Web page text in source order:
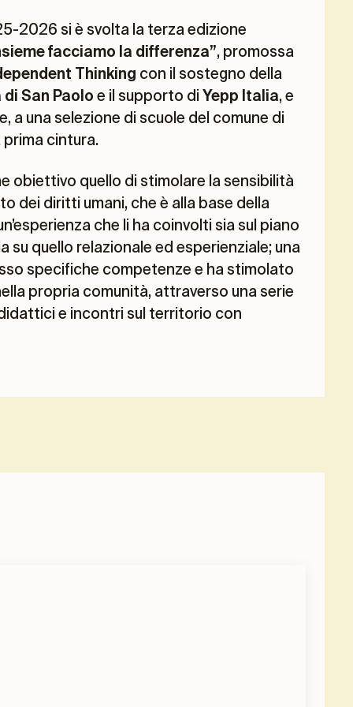
2026 si è svolta la terza edizione
facciamo la differenza”, promossa
Thinking con il sostegno della
San Paolo e il supporto di Yepp Italia, e
a una selezione di scuole del comune di
prima cintura.
obiettivo quello di stimolare la sensibilità
dei diritti umani, che è alla base della
che li ha coinvolti sia sul piano
su quello relazionale ed esperienziale; una
specifiche competenze e ha stimolato
propria comunità, attraverso una serie
e incontri sul territorio con